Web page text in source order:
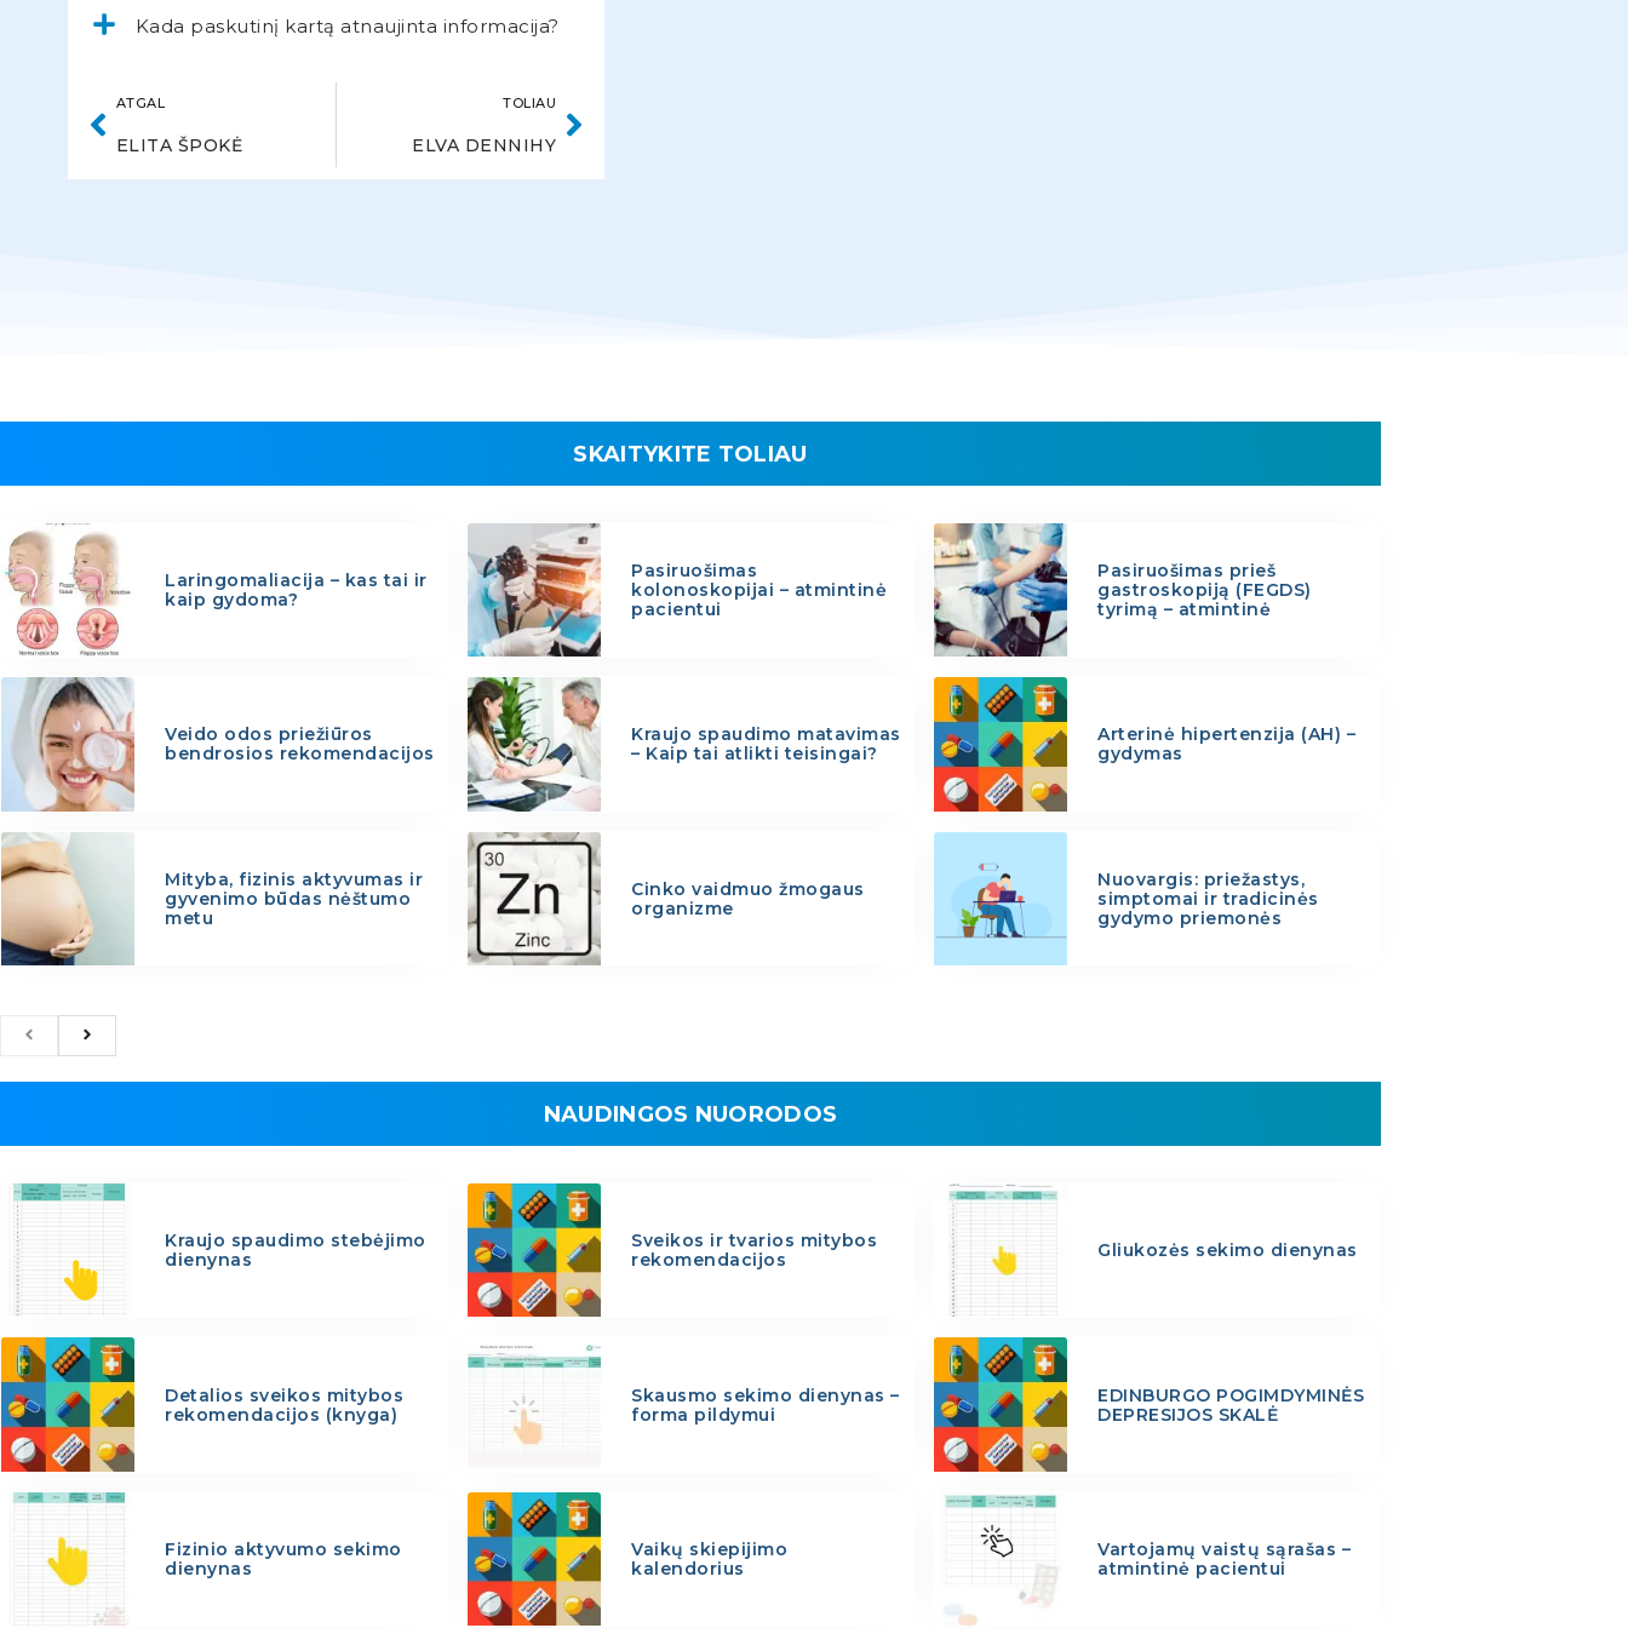
Kada paskutinį kartą atnaujinta informacija?
ATGAL
ELITA ŠPOKĖ
TOLIAU
ELVA DENNIHY
SKAITYKITE TOLIAU
Laringomaliacija – kas tai ir
kaip gydoma?
Pasiruošimas
kolonoskopijai – atmintinė
pacientui
Pasiruošimas prieš
gastroskopiją (FEGDS)
tyrimą – atmintinė
Veido odos priežiūros
bendrosios rekomendacijos
Kraujo spaudimo matavimas
– Kaip tai atlikti teisingai?
Arterinė hipertenzija (AH) –
gydymas
Mityba, fizinis aktyvumas ir
gyvenimo būdas nėštumo
metu
Cinko vaidmuo žmogaus
organizme
Nuovargis: priežastys,
simptomai ir tradicinės
gydymo priemonės
NAUDINGOS NUORODOS
Kraujo spaudimo stebėjimo
dienynas
Sveikos ir tvarios mitybos
rekomendacijos
Gliukozės sekimo dienynas
Detalios sveikos mitybos
rekomendacijos (knyga)
Skausmo sekimo dienynas –
forma pildymui
EDINBURGO POGIMDYMINĖS
DEPRESIJOS SKALĖ
Fizinio aktyvumo sekimo
dienynas
Vaikų skiepijimo
kalendorius
Vartojamų vaistų sąrašas –
atmintinė pacientui